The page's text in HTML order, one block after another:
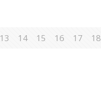
13 14 15 16 17 18